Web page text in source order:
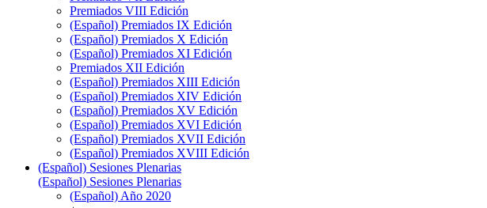
Premiados VIII Edición
(Español) Premiados IX Edición
(Español) Premiados X Edición
(Español) Premiados XI Edición
Premiados XII Edición
(Español) Premiados XIII Edición
(Español) Premiados XIV Edición
(Español) Premiados XV Edición
(Español) Premiados XVI Edición
(Español) Premiados XVII Edición
(Español) Premiados XVIII Edición
(Español) Sesiones Plenarias
(Español) Sesiones Plenarias
(Español) Año 2020